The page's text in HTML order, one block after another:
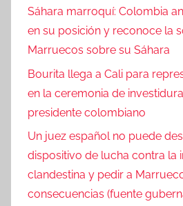
Sáhara marroquí: Colombia
en su posición y reconoce la
Marruecos sobre su Sáhara
Bourita llega a Cali para
en la ceremonia de
presidente colombiano
Un juez español no puede
dispositivo de lucha contra la
clandestina y pedir a
consecuencias (fuente